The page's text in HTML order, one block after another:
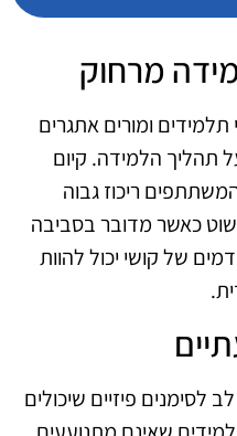
מרחוק
ומורים אתגרים
תהליך הלמידה. קיום
ריכוז גבוה
כאשר מדובר בסביבה
של קושי יכול להוות
לסימנים פיזיים שיכולים